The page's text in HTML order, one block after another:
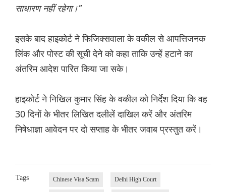
साधारण नहीं रहेगा।”
इसके बाद हाइकोर्ट ने फिजिक्सवाला के वकील से आपत्तिजनक
लिंक और पोस्ट की सूची देने को कहा ताकि उन्हें हटाने का
अंतरिम आदेश पारित किया जा सके।
हाइकोर्ट ने निखिल कुमार सिंह के वकील को निर्देश दिया कि वह
30 दिनों के भीतर लिखित दलीलें दाखिल करें और अंतरिम
निषेधाज्ञा आवेदन पर दो सप्ताह के भीतर जवाब प्रस्तुत करें।
Tags Chinese Visa Scam Delhi High Court